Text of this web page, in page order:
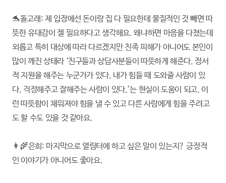
🐬돌고래: 제 입장에선 돈이랑 집 다 필요한데 물질적인 것 빼면 따
뜻한 유대감이 젤 필요하다고 생각해요. 왜냐하면 마음을 다쳤는데
외롭고 특히 대상에 따라 다르겠지만 친족 피해가 아니어도 본인이
많이 깨진 상태라 ‘친구들과 상담사분들이 따뜻하게 해준다, 정서
적 지원을 해주는 누군가가 있다, 내가 힘들 때 도와줄 사람이 있
다, 걱정해주고 잘해주는 사람이 있다,’는 현실이 도움이 되고, 이
런 따뜻함이 채워져야 힘을 낼 수 있고 다른 사람에게 힘을 주려고
도 할 수도 있을 것 같아요.
👩‍🌾은희: 마지막으로 열림터에 하고 싶은 말이 있는지? 긍정적
인 이야기가 아니어도 좋아요.